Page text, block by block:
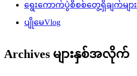
ရွေးကောက်ပွဲစိစစ်တွေ့ရှိချက်များ
ပျိုမေVlog
Archives များနှစ်အလိုက်